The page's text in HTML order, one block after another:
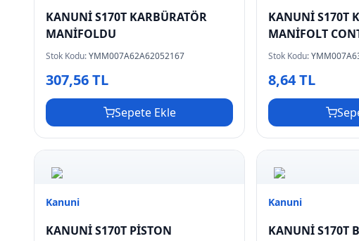
KANUNİ S170T KARBÜRATÖR
MANİFOLDU
Stok Kodu:YMM007A62A62052167
307,56 TL
Sepete Ekle
KANUNİ S170T
Stok Kodu:
8,64 TL
Kanuni
KANUNİ S170T PİSTON
Kanuni
KANUNİ S170T